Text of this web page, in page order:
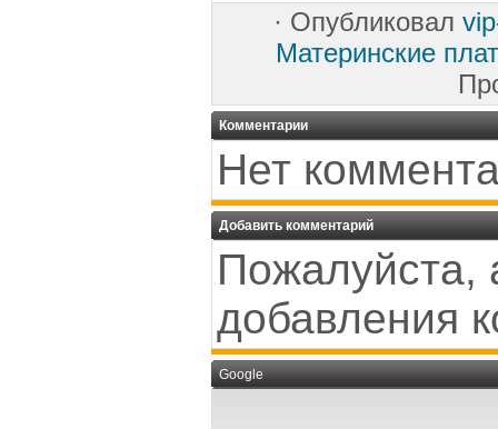
· Опубликовал
Материнские
Комментарии
Нет
Добавить комментарий
Пожалуйста,
добавления
Google